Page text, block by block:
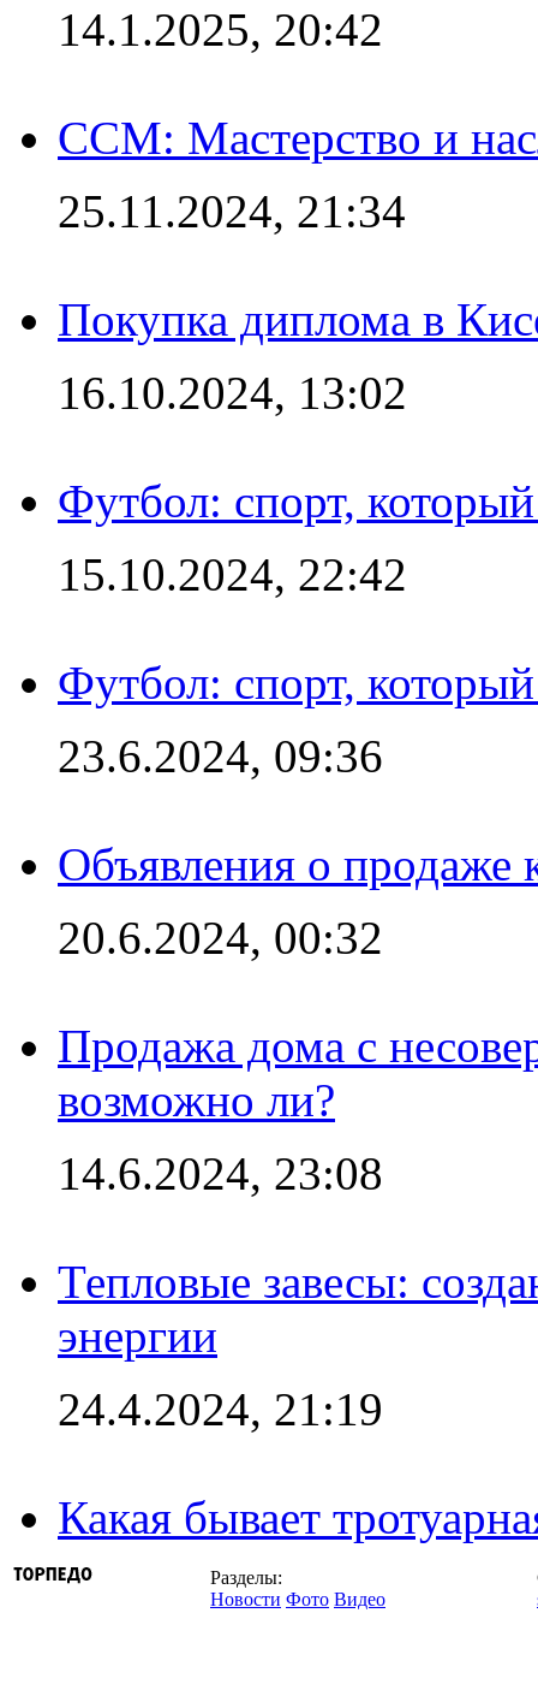
14.1.2025, 20:42
CCM: Мастерство и
25.11.2024, 21:34
Покупка диплома в
16.10.2024, 13:02
Футбол: спорт,
15.10.2024, 22:42
Футбол: спорт,
23.6.2024, 09:36
Объявления о продаже
20.6.2024, 00:32
Продажа дома с
возможно ли?
14.6.2024, 23:08
Тепловые завесы:
энергии
24.4.2024, 21:19
Какая бывает
Разделы:
Новости Фото Видео